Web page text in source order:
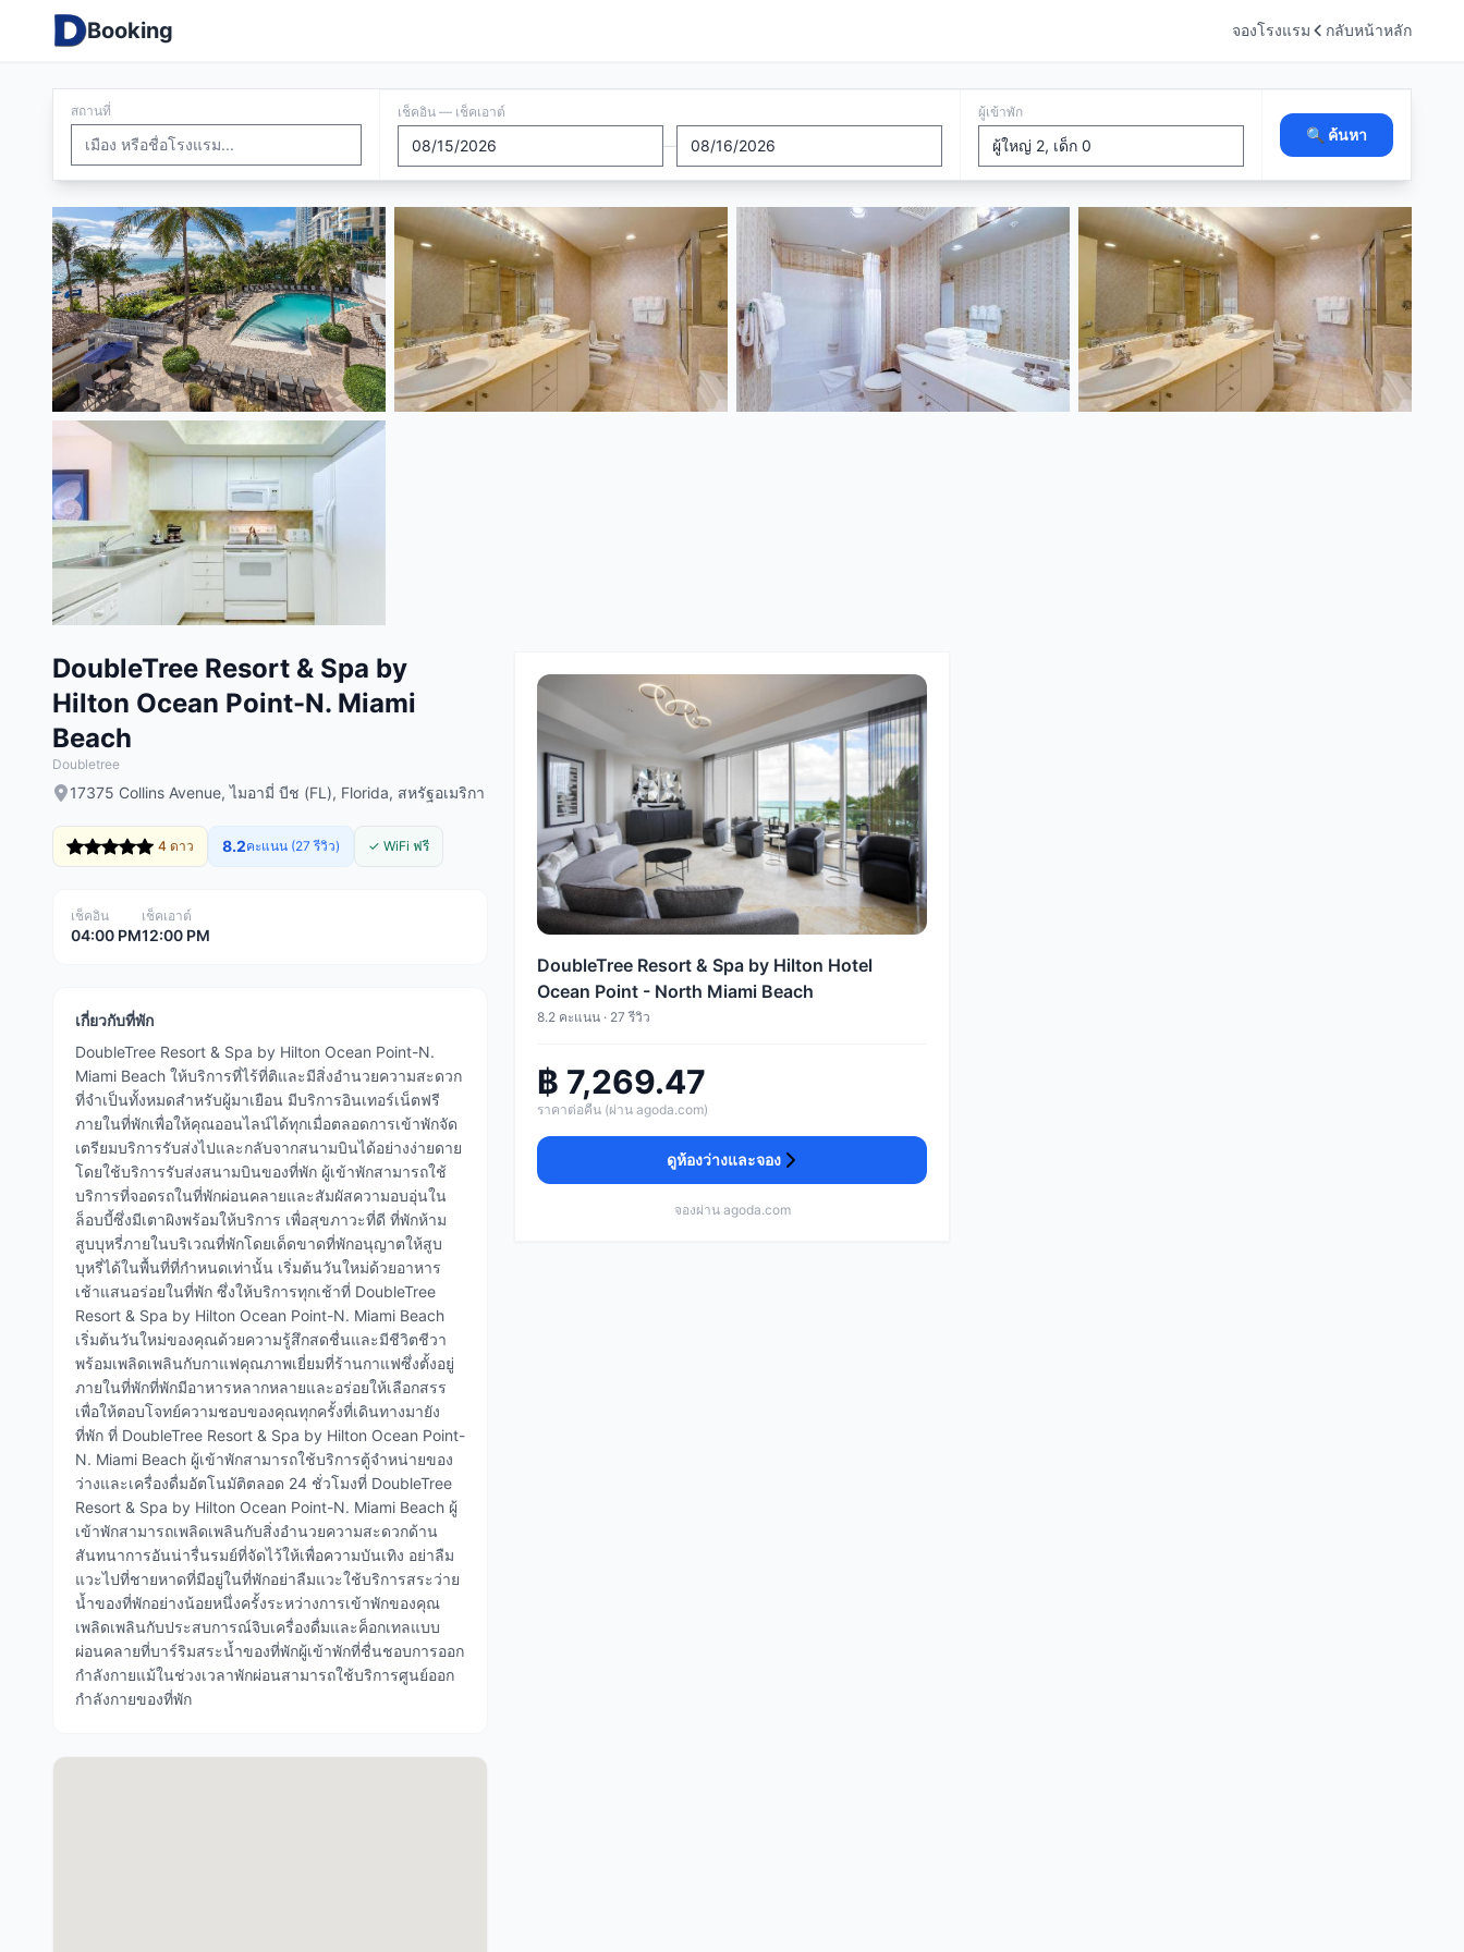
Booking จองโรงแรม กลับหน้าหลัก
สถานที่ เช็คอิน — เช็คเอาต์
—
ผู้เข้าพัก
🔍 ค้นหา
DoubleTree Resort & Spa by
Hilton Ocean Point-N. Miami
Beach
Doubletree
17375 Collins Avenue, ไมอามี่ บีช (FL), Florida, สหรัฐอเมริกา
4 ดาว 8.2คะแนน (27 รีวิว) ✓ WiFi ฟรี
เช็คอิน
04:00 PM
เช็คเอาต์
12:00 PM
เกี่ยวกับที่พัก
DoubleTree Resort & Spa by Hilton Ocean Point-N.
Miami Beach ให้บริการที่ไร้ที่ติและมีสิ่งอำนวยความสะดวก
ที่จำเป็นทั้งหมดสำหรับผู้มาเยือน มีบริการอินเทอร์เน็ตฟรี
ภายในที่พักเพื่อให้คุณออนไลน์ได้ทุกเมื่อตลอดการเข้าพักจัด
เตรียมบริการรับส่งไปและกลับจากสนามบินได้อย่างง่ายดาย
โดยใช้บริการรับส่งสนามบินของที่พัก ผู้เข้าพักสามารถใช้
บริการที่จอดรถในที่พักผ่อนคลายและสัมผัสความอบอุ่นใน
ล็อบบี้ซึ่งมีเตาผิงพร้อมให้บริการ เพื่อสุขภาวะที่ดี ที่พักห้าม
สูบบุหรี่ภายในบริเวณที่พักโดยเด็ดขาดที่พักอนุญาตให้สูบ
บุหรี่ได้ในพื้นที่ที่กำหนดเท่านั้น เริ่มต้นวันใหม่ด้วยอาหาร
เช้าแสนอร่อยในที่พัก ซึ่งให้บริการทุกเช้าที่ DoubleTree
Resort & Spa by Hilton Ocean Point-N. Miami Beach
เริ่มต้นวันใหม่ของคุณด้วยความรู้สึกสดชื่นและมีชีวิตชีวา
พร้อมเพลิดเพลินกับกาแฟคุณภาพเยี่ยมที่ร้านกาแฟซึ่งตั้งอยู่
ภายในที่พักที่พักมีอาหารหลากหลายและอร่อยให้เลือกสรร
เพื่อให้ตอบโจทย์ความชอบของคุณทุกครั้งที่เดินทางมายัง
ที่พัก ที่ DoubleTree Resort & Spa by Hilton Ocean Point-
N. Miami Beach ผู้เข้าพักสามารถใช้บริการตู้จำหน่ายของ
ว่างและเครื่องดื่มอัตโนมัติตลอด 24 ชั่วโมงที่ DoubleTree
Resort & Spa by Hilton Ocean Point-N. Miami Beach ผู้
เข้าพักสามารถเพลิดเพลินกับสิ่งอำนวยความสะดวกด้าน
สันทนาการอันน่ารื่นรมย์ที่จัดไว้ให้เพื่อความบันเทิง อย่าลืม
แวะไปที่ชายหาดที่มีอยู่ในที่พักอย่าลืมแวะใช้บริการสระว่าย
น้ำของที่พักอย่างน้อยหนึ่งครั้งระหว่างการเข้าพักของคุณ
เพลิดเพลินกับประสบการณ์จิบเครื่องดื่มและค็อกเทลแบบ
ผ่อนคลายที่บาร์ริมสระน้ำของที่พักผู้เข้าพักที่ชื่นชอบการออก
กำลังกายแม้ในช่วงเวลาพักผ่อนสามารถใช้บริการศูนย์ออก
กำลังกายของที่พัก
DoubleTree Resort & Spa by Hilton Hotel
Ocean Point - North Miami Beach
8.2 คะแนน · 27 รีวิว
฿ 7,269.47
ราคาต่อคืน (ผ่าน agoda.com)
ดูห้องว่างและจอง
จองผ่าน agoda.com